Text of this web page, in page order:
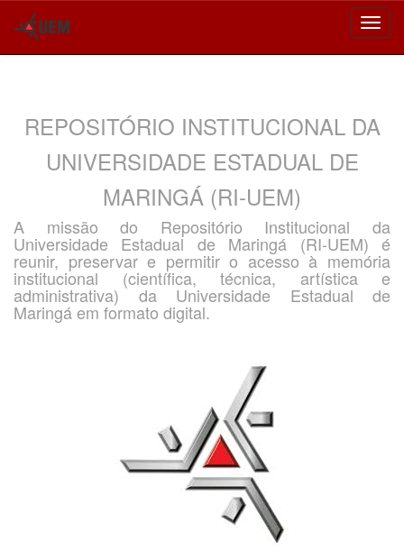
REPOSITÓRIO INSTITUCIONAL DA
UNIVERSIDADE ESTADUAL DE
MARINGÁ (RI-UEM)
A missão do Repositório Institucional da
Universidade Estadual de Maringá (RI-UEM) é
reunir, preservar e permitir o acesso à memória
institucional (científica, técnica, artística e
administrativa) da Universidade Estadual de
Maringá em formato digital.